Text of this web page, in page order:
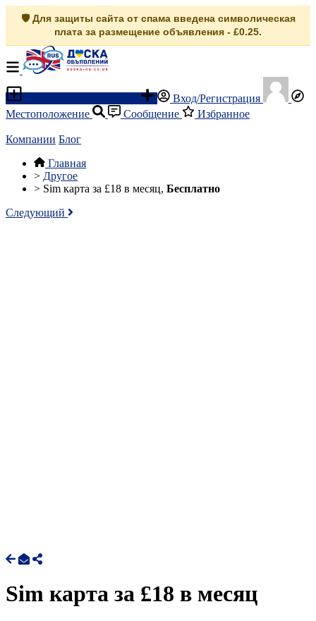
🛡️ Для защиты сайта от спама введена символическая
плата за размещение объявления - £0.25.
Вход/Регистрация
Местоположение
Сообщение Избранное
Компании Блог
Главная
> Другое
> Sim карта за £18 в месяц, Бесплатно
Следующий
Sim карта за £18 в месяц